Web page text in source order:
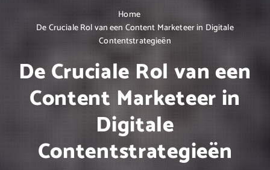
Home
De Cruciale Rol van een Content Marketeer in Digitale
Contentstrategieën
De Cruciale Rol van een
Content Marketeer in
Digitale
Contentstrategieën